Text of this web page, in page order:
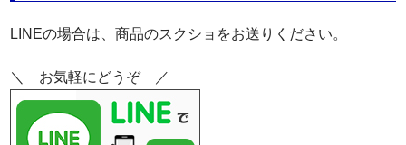
LINEの場合は、商品のスクショをお送りください。
＼ お気軽にどうぞ ／